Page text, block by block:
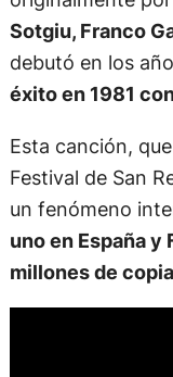
Sotgiu, Franco
debutó en los
éxito en 1981
Esta canción,
Festival de San
un fenómeno
uno en España y
millones de